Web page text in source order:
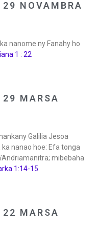
NOVAMBRA
nanome ny Fanahy ho
1 : 22
MARSA
Galilia Jesoa
nanao hoe: Efa tonga
mibebaha
1:14-15
MARSA